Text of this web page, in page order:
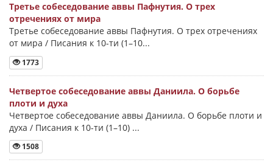
Третье собеседование аввы Пафнутия. О трех
отречениях от мира
Третье собеседование аввы Пафнутия. О трех отречениях
от мира / Писания к 10-ти (1–10...
1773
Четвертое собеседование аввы Даниила. О борьбе
плоти и духа
Четвертое собеседование аввы Даниила. О борьбе плоти и
духа / Писания к 10-ти (1–10) ...
1508